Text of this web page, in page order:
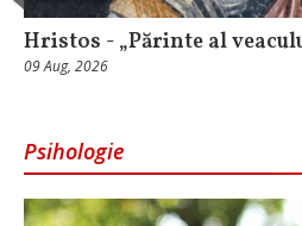
Hristos - „Părinte al
09 Aug, 2026
Psihologie